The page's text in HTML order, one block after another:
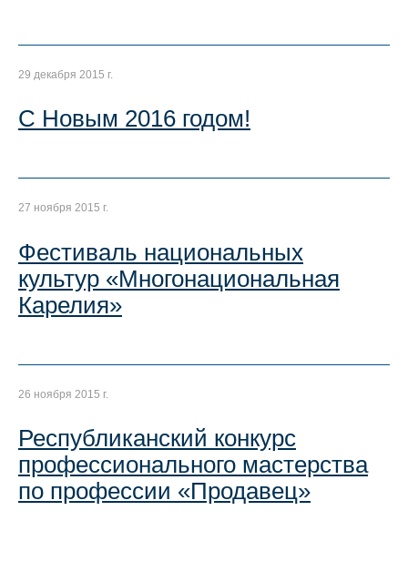
29 декабря 2015 г.
С Новым 2016 годом!
27 ноября 2015 г.
Фестиваль национальных
культур «Многонациональная
Карелия»
26 ноября 2015 г.
Республиканский конкурс
профессионального мастерства
по профессии «Продавец»